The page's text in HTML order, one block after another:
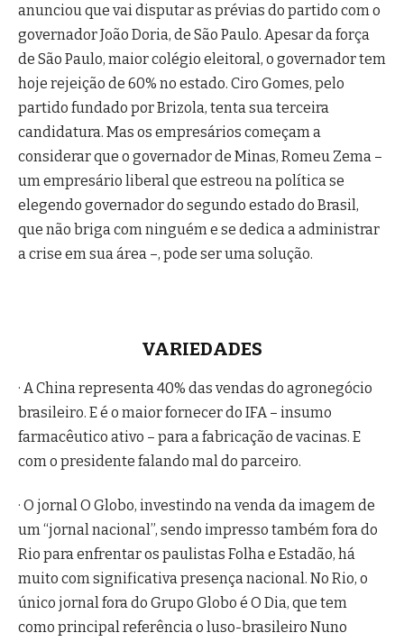
anunciou que vai disputar as prévias do partido com o
governador João Doria, de São Paulo. Apesar da força
de São Paulo, maior colégio eleitoral, o governador tem
hoje rejeição de 60% no estado. Ciro Gomes, pelo
partido fundado por Brizola, tenta sua terceira
candidatura. Mas os empresários começam a
considerar que o governador de Minas, Romeu Zema –
um empresário liberal que estreou na política se
elegendo governador do segundo estado do Brasil,
que não briga com ninguém e se dedica a administrar
a crise em sua área –, pode ser uma solução.
VARIEDADES
· A China representa 40% das vendas do agronegócio
brasileiro. E é o maior fornecer do IFA – insumo
farmacêutico ativo – para a fabricação de vacinas. E
com o presidente falando mal do parceiro.
· O jornal O Globo, investindo na venda da imagem de
um “jornal nacional”, sendo impresso também fora do
Rio para enfrentar os paulistas Folha e Estadão, há
muito com significativa presença nacional. No Rio, o
único jornal fora do Grupo Globo é O Dia, que tem
como principal referência o luso-brasileiro Nuno